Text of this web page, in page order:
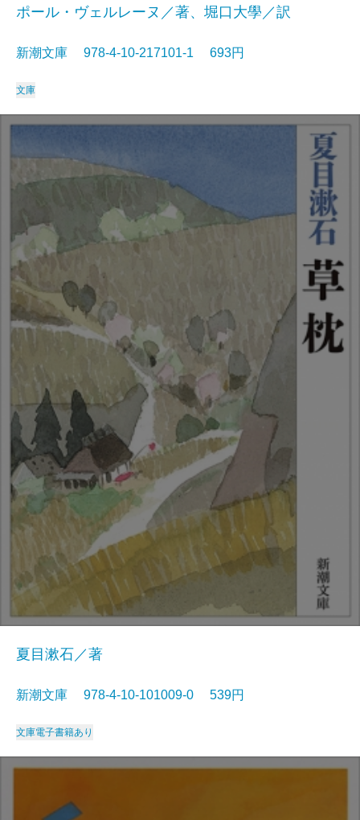
ポール・ヴェルレーヌ／著、堀口大學／訳
新潮文庫 978-4-10-217101-1 693円
文庫
夏目漱石／著
新潮文庫 978-4-10-101009-0 539円
文庫電子書籍あり